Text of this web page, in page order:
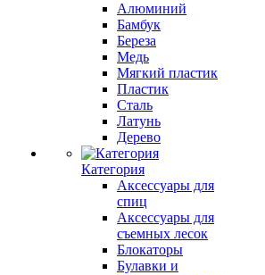
Алюминий
Бамбук
Береза
Медь
Мягкий пластик
Пластик
Сталь
Латунь
Дерево
Категория
Аксессуары для
спиц
Аксессуары для
съемных лесок
Блокаторы
Булавки и